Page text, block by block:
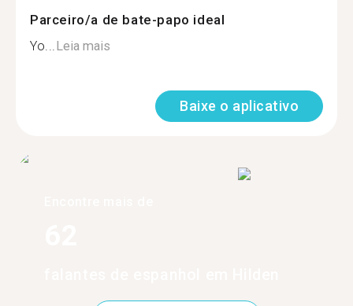
Parceiro/a de bate-papo ideal
Yo...Leia mais
Baixe o aplicativo